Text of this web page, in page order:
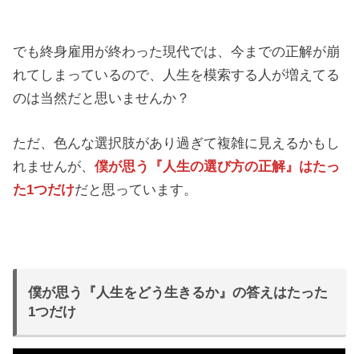
でも終身雇用が終わった現代では、今までの正解が崩
れてしまっているので、人生を模索する人が増えてる
のは当然だと思いませんか？
ただ、色んな選択肢があり過ぎて複雑に見えるかもし
れませんが、僕が思う『人生の選び方の正解』はたっ
た1つだけだと思っています。
僕が思う『人生をどう生きるか』の答えはたった
1つだけ